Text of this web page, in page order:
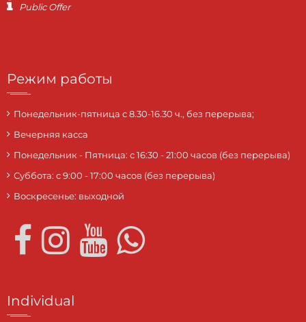
Public Offer
Режим работы
Понедельник-пятница с 8.30-16.30 ч., без перерыва;
Вечерняя касса
Понедельник - Пятница: с 16:30 - 21:00 часов (без перерыва)
Суббота: c 9:00 - 17:00 часов (без перерыва)
Воскресенье: выходной
Individual